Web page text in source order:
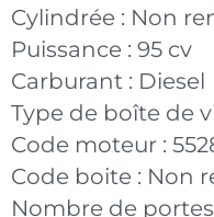
Cylindrée : Non
Puissance : 95 cv
Carburant : Diesel
Type de boîte de
Code moteur :
Code boite : Non
Nombre de portes